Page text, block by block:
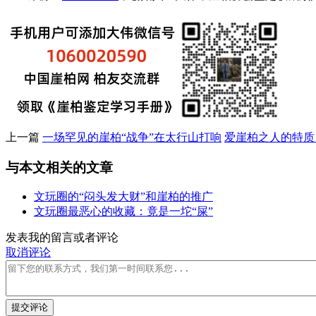
上一篇 一场罕见的崖柏“战争”在太行山打响 爱崖柏之人的特
与本文相关的文章
文玩圈的“闷头发大财”和崖柏的推广
文玩圈最恶心的收藏：竟是一坨“屎”
发表我的留言或者评论
取消评论
提交评论